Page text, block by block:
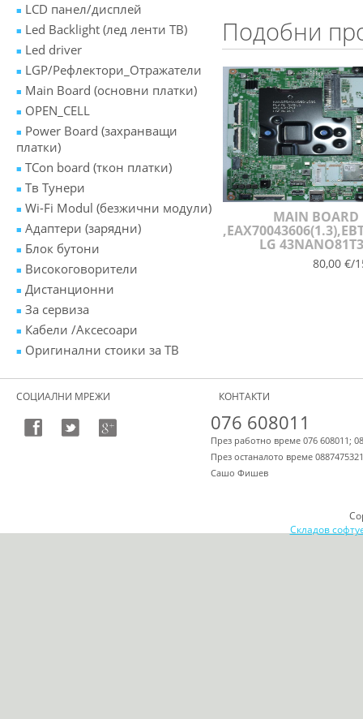
LCD панел/дисплей
Led Backlight (лед ленти ТВ)
Led driver
LGP/Рефлектори_Отражатели
Main Board (основни платки)
OPEN_CELL
Power Board (захранващи
платки)
TCon board (ткон платки)
Tв Тунери
Wi-Fi Modul (безжични модули)
Адаптери (зарядни)
Блок бутони
Високоговорители
Дистанционни
За сервиза
Кабели /Аксесоари
Оригинални стоики за ТВ
Подобни
MAIN BOARD
LG
80,00 €/
СОЦИАЛНИ МРЕЖИ КОНТАКТИ
076 608011
През работно време 076 608011;
През останалото време 0887475321
Сашо Фишев
Складов